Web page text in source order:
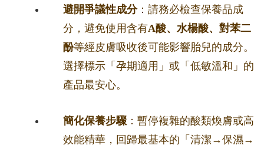
避開爭議性成分：請務必檢查保養品成
分，避免使用含有A酸、水楊酸、對苯二
酚等經皮膚吸收後可能影響胎兒的成分。
選擇標示「孕期適用」或「低敏溫和」的
產品最安心。
簡化保養步驟 ：暫停複雜的酸類煥膚或高
效能精華，回歸最基本的「清潔→保濕→